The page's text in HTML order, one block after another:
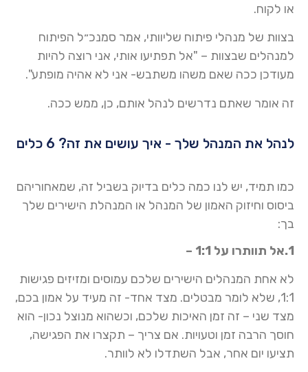
או לקוח.
בצוות של מנהלי פיתוח שליוותי, אמר סמנכ״ל הפיתוח
למנהלים שבצוות – "אל תפתיעו אותי, אני רוצה להיות
מעודכן ככה שאם משהו משתבש- אני לא אהיה מופתע".
זה אומר שאתם נדרשים לנהל אותם, כן, ממש ככה.
לנהל את המנהל שלך - איך עושים את זה? 6 כלים
כמו תמיד, יש לנו כמה כלים בדיוק בשביל זה, שמאחוריהם
ביסוס וחיזוק האמון של המנהל או המנהלת הישירים שלך
בך:
1.אל תוותרו על 1:1 –
לא אחת המנהלים הישירים שלכם עמוסים ומזיזים פגישות
1:1, שלא לומר מבטלים. מצד אחד- זה מעיד על אמון בכם,
מצד שני – זה זמן האיכות שלכם, וכשהוא מנוצל נכון- הוא
חוסך הרבה זמן וטעויות. אם צריך – תקצרו את הפגישה,
תציעו יום אחר, אבל השתדלו לא לוותר.